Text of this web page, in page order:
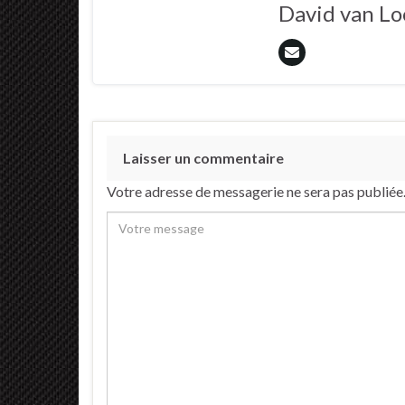
David van
Laisser un commentaire
Votre adresse de messagerie ne sera pas publiée.